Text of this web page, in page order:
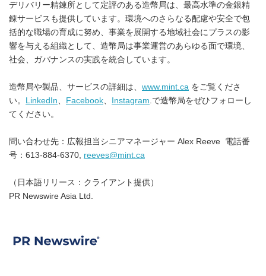
デリバリー精錬所として定評のある造幣局は、最高水準の金銀精
錬サービスも提供しています。環境へのさらなる配慮や安全で包
括的な職場の育成に努め、事業を展開する地域社会にプラスの影
響を与える組織として、造幣局は事業運営のあらゆる面で環境、
社会、ガバナンスの実践を統合しています。
造幣局や製品、サービスの詳細は、 www.mint.ca をご覧くださ
い。
LinkedIn、 Facebook、 Instagram.で造幣局をぜひフォローし
てください。
問い合わせ先：広報担当シニアマネージャー Alex Reeve 電話番
号：613-884-6370, reeves@mint.ca
（日本語リリース：クライアント提供）
PR Newswire Asia Ltd.